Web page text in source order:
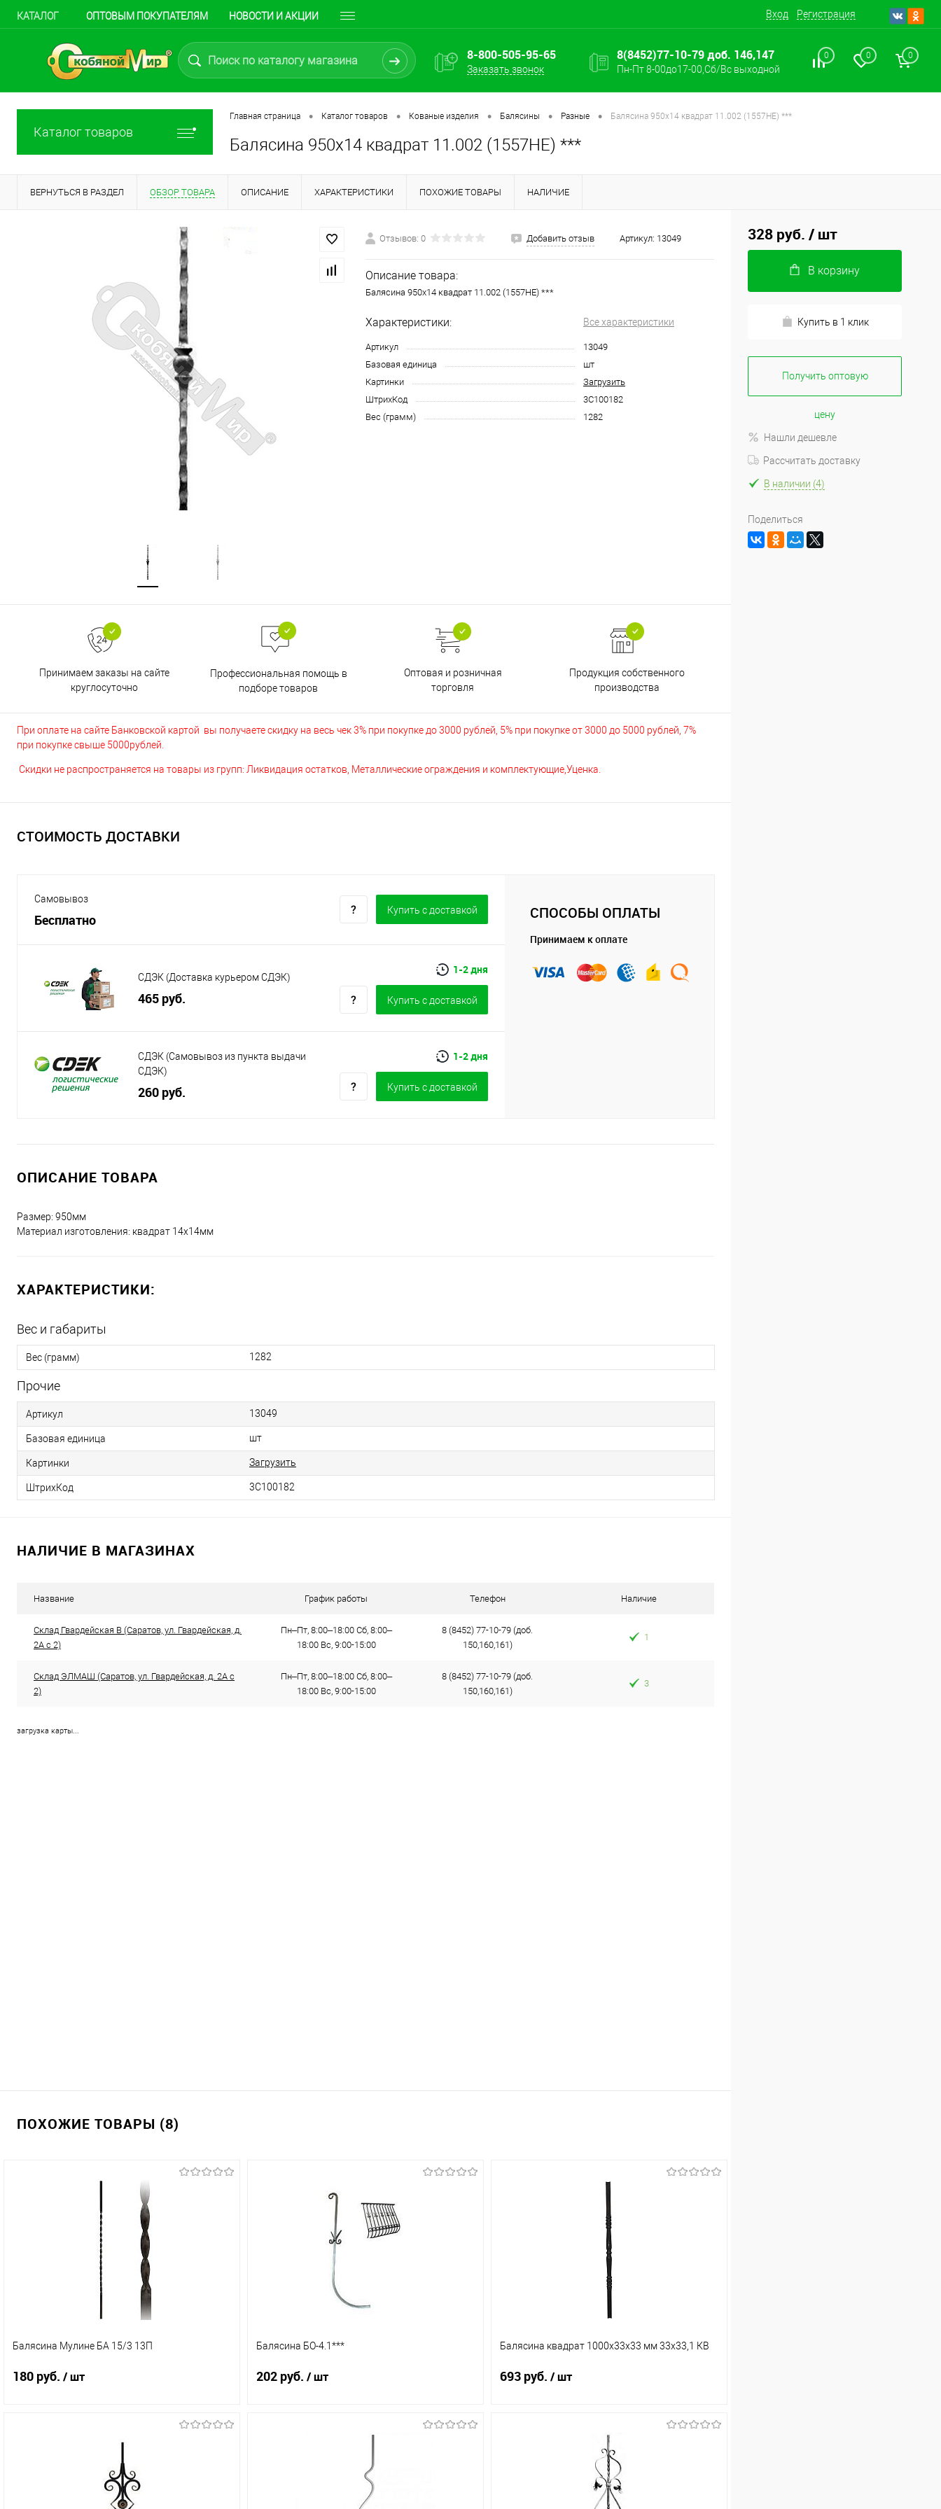
КАТАЛОГ ОПТОВЫМ ПОКУПАТЕЛЯМ НОВОСТИ И АКЦИИ Вход Регистрация
8-800-505-95-65
Заказать звонок
8(8452)77-10-79 доб. 146,147
Пн-Пт 8-00до17-00,Сб/Вс выходной
0 0 0
Каталог товаров
Главная страница • Каталог товаров • Кованые изделия • Балясины • Разные • Балясина 950х14 квадрат 11.002 (1557HE) ***
Балясина 950х14 квадрат 11.002 (1557HE) ***
ВЕРНУТЬСЯ В РАЗДЕЛ ОБЗОР ТОВАРА ОПИСАНИЕ ХАРАКТЕРИСТИКИ ПОХОЖИЕ ТОВАРЫ НАЛИЧИЕ
Отзывов: 0 Добавить отзыв Артикул: 13049
Описание товара:
Балясина 950х14 квадрат 11.002 (1557HE) ***
Характеристики: Все характеристики
Артикул
13049
Базовая единица
шт
Картинки
Загрузить
ШтрихКод
3С100182
Вес (грамм)
1282
Принимаем заказы на сайте
круглосуточно
Профессиональная помощь в
подборе товаров
Оптовая и розничная
торговля
Продукция собственного
производства
При оплате на сайте Банковской картой вы получаете скидку на весь чек 3% при покупке до 3000 рублей, 5% при покупке от 3000 до 5000 рублей, 7%
при покупке свыше 5000рублей.
Скидки не распространяется на товары из групп: Ликвидация остатков, Металлические ограждения и комплектующие,Уценка.
СТОИМОСТЬ ДОСТАВКИ
Самовывоз
Бесплатно
Купить c доставкой
СДЭК (Доставка курьером СДЭК)
465 руб.
1-2 дня
Купить c доставкой
СДЭК (Самовывоз из пункта выдачи
СДЭК)
260 руб.
1-2 дня
Купить c доставкой
СПОСОБЫ ОПЛАТЫ
Принимаем к оплате
ОПИСАНИЕ ТОВАРА
Размер: 950мм
Материал изготовления: квадрат 14х14мм
ХАРАКТЕРИСТИКИ:
Вес и габариты
Вес (грамм) 1282
Прочие
Артикул 13049
Базовая единица шт
Картинки Загрузить
ШтрихКод 3С100182
НАЛИЧИЕ В МАГАЗИНАХ
Название График работы Телефон Наличие
Склад Гвардейская В (Саратов, ул. Гвардейская, д.
2А с 2)
Пн–Пт, 8:00–18:00 Сб, 8:00–
18:00 Вс, 9:00-15:00
8 (8452) 77-10-79 (доб.
150,160,161)
1
Склад ЭЛМАШ (Саратов, ул. Гвардейская, д. 2А с
2)
Пн–Пт, 8:00–18:00 Сб, 8:00–
18:00 Вс, 9:00-15:00
8 (8452) 77-10-79 (доб.
150,160,161)
3
загрузка карты...
ПОХОЖИЕ ТОВАРЫ (8)
Балясина Мулине БА 15/3 13П
180 руб. / шт
Балясина БО-4.1***
202 руб. / шт
В корзину
Балясина квадрат 1000х33х33 мм 33х33,1 КВ
693 руб. / шт
В корзину
328 руб. / шт
В корзину
Купить в 1 клик
Получить оптовую
цену
Нашли дешевле
Рассчитать доставку
В наличии (4)
Поделиться